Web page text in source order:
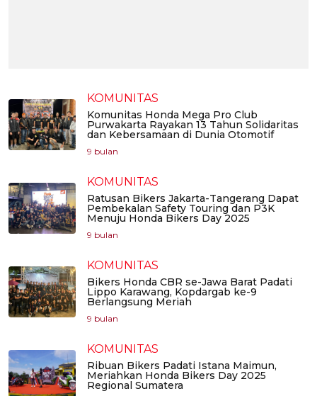
KOMUNITAS
Komunitas Honda Mega Pro Club
Purwakarta Rayakan 13 Tahun Solidaritas
dan Kebersamaan di Dunia Otomotif
9 bulan
KOMUNITAS
Ratusan Bikers Jakarta-Tangerang Dapat
Pembekalan Safety Touring dan P3K
Menuju Honda Bikers Day 2025
9 bulan
KOMUNITAS
Bikers Honda CBR se-Jawa Barat Padati
Lippo Karawang, Kopdargab ke-9
Berlangsung Meriah
9 bulan
KOMUNITAS
Ribuan Bikers Padati Istana Maimun,
Meriahkan Honda Bikers Day 2025
Regional Sumatera